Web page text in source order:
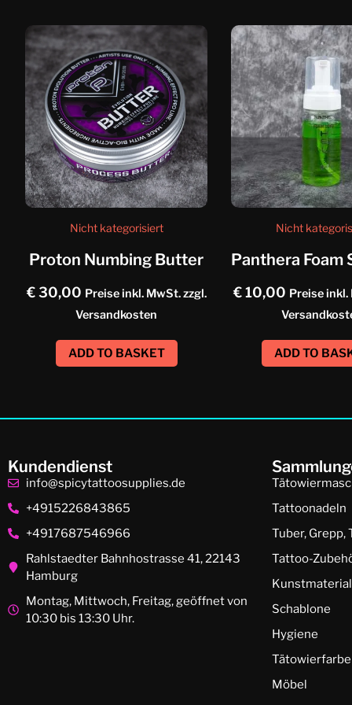
Nicht kategorisiert
Proton Numbing Butter
€30,00 Preise inkl. MwSt. zzgl.
Versandkosten
ADD TO BASKET
Nicht
€10,00 Preise inkl.
ADD TO
Kundendienst
info@spicytattoosupplies.de
+4915226843865
+4917687546966
Rahlstaedter Bahnhostrasse 41, 22143
Hamburg
Montag, Mittwoch, Freitag, geöffnet von
10:30 bis 13:30 Uhr.
Tattoonadeln
Tuber, Grepp,
Tattoo-
Schablone
Hygiene
Tätowierfarbe
Möbel